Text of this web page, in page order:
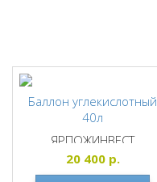
Баллон углекислотный
40л
ЯРПОЖИНВЕСТ
20 400р.